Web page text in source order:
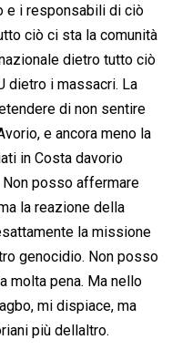
e i responsabili di ciò
ciò ci sta la comunità
dietro tutto ciò
dietro i massacri. La
di non sentire
e ancora meno la
in Costa davorio
posso affermare
la reazione della
la missione
genocidio. Non posso
molta pena. Ma nello
mi dispiace, ma
più dellaltro.